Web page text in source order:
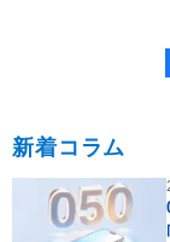
新着コラム